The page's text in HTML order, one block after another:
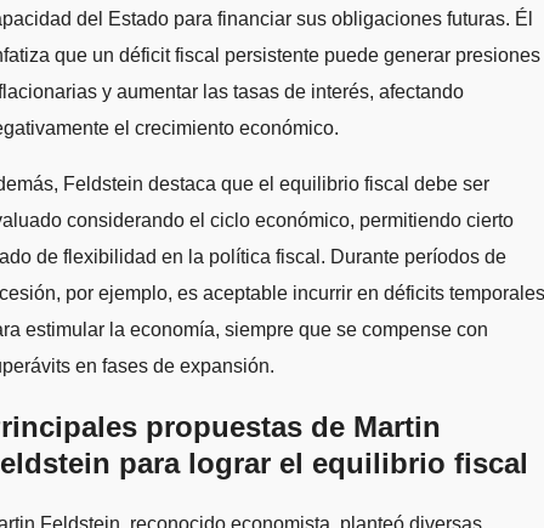
del Estado para financiar sus obligaciones futuras. Él
que un déficit fiscal persistente puede generar presiones
y aumentar las tasas de interés, afectando
el crecimiento económico.
Feldstein destaca que el equilibrio fiscal debe ser
considerando el ciclo económico, permitiendo cierto
de flexibilidad en la política fiscal. Durante períodos de
por ejemplo, es aceptable incurrir en déficits temporales
estimular la economía, siempre que se compense con
en fases de expansión.
propuestas de Martin
para lograr el equilibrio fiscal
Feldstein, reconocido economista, planteó diversas